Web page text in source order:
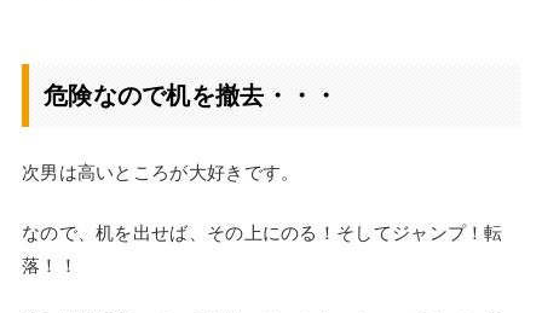
危険なので机を撤去・・・
次男は高いところが大好きです。
なので、机を出せば、その上にのる！そしてジャンプ！転
落！！